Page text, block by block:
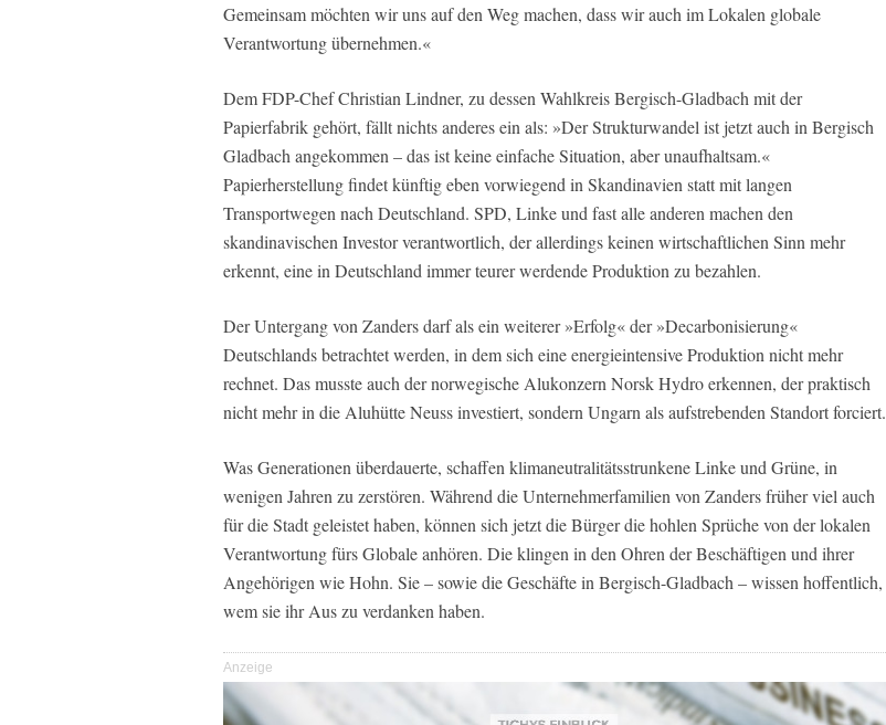
Gemeinsam möchten wir uns auf den Weg machen, dass wir auch im Lokalen globale
Verantwortung übernehmen.«
Dem FDP-Chef Christian Lindner, zu dessen Wahlkreis Bergisch-Gladbach mit der
Papierfabrik gehört, fällt nichts anderes ein als: »Der Strukturwandel ist jetzt auch in Bergisch
Gladbach angekommen – das ist keine einfache Situation, aber unaufhaltsam.«
Papierherstellung findet künftig eben vorwiegend in Skandinavien statt mit langen
Transportwegen nach Deutschland. SPD, Linke und fast alle anderen machen den
skandinavischen Investor verantwortlich, der allerdings keinen wirtschaftlichen Sinn mehr
erkennt, eine in Deutschland immer teurer werdende Produktion zu bezahlen.
Der Untergang von Zanders darf als ein weiterer »Erfolg« der »Decarbonisierung«
Deutschlands betrachtet werden, in dem sich eine energieintensive Produktion nicht mehr
rechnet. Das musste auch der norwegische Alukonzern Norsk Hydro erkennen, der praktisch
nicht mehr in die Aluhütte Neuss investiert, sondern Ungarn als aufstrebenden Standort forciert.
Was Generationen überdauerte, schaffen klimaneutralitätsstrunkene Linke und Grüne, in
wenigen Jahren zu zerstören. Während die Unternehmerfamilien von Zanders früher viel auch
für die Stadt geleistet haben, können sich jetzt die Bürger die hohlen Sprüche von der lokalen
Verantwortung fürs Globale anhören. Die klingen in den Ohren der Beschäftigen und ihrer
Angehörigen wie Hohn. Sie – sowie die Geschäfte in Bergisch-Gladbach – wissen hoffentlich,
wem sie ihr Aus zu verdanken haben.
Anzeige